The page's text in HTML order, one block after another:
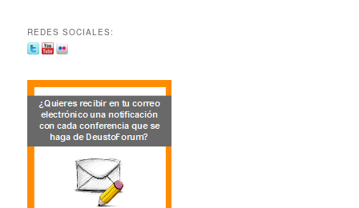
REDES SOCIALES: